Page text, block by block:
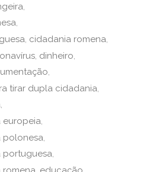
cidadania romena
dinheiro
tirar dupla cidadania
europeia
polonesa
portuguesa